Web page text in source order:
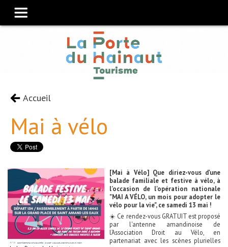
Accueil
Mai à vélo
[Mai à Vélo] Que diriez-vous d'une
balade familiale et festive à vélo, à
l’occasion de l'opération nationale
"MAI A VÉLO, un mois pour adopter le
vélo pour la vie", ce samedi 13 mai !
☀️ Ce rendez-vous GRATUIT est proposé
par l'antenne amandinoise de
l’Association Droit au Vélo, en
partenariat avec les scènes plurielles